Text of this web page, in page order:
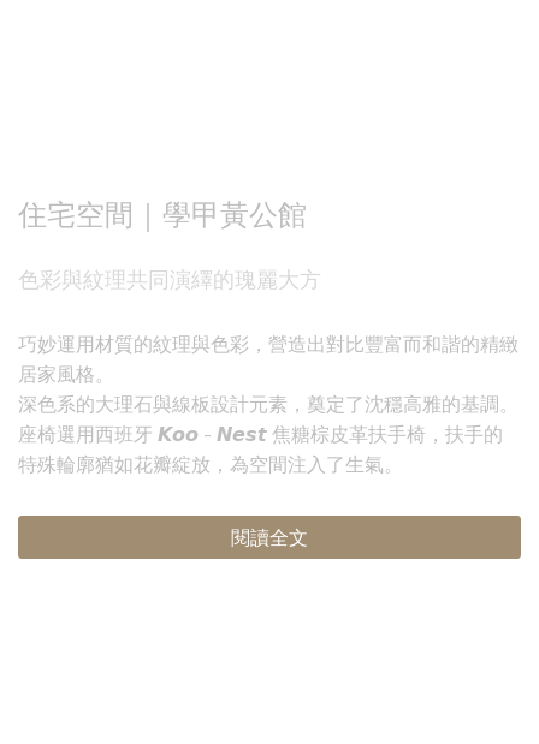
住宅空間｜學甲黃公館
色彩與紋理共同演繹的瑰麗大方
巧妙運用材質的紋理與色彩，營造出對比豐富而和諧的精緻
居家風格。
深色系的大理石與線板設計元素，奠定了沈穩高雅的基調。
座椅選用西班牙 𝙆𝙤𝙤 - 𝙉𝙚𝙨𝙩 焦糖棕皮革扶手椅，扶手的
特殊輪廓猶如花瓣綻放，為空間注入了生氣。
閱讀全文